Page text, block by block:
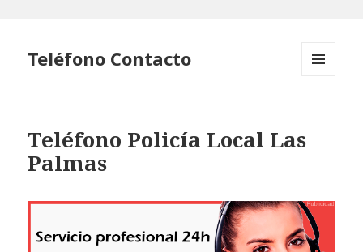
Teléfono Contacto
Teléfono Policía Local Las
Palmas